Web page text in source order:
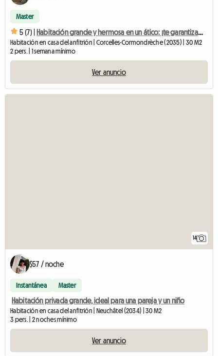
Master
5 (7) | Habitación grande y hermosa en un ático: ¡te garantizamos que te robará el corazón!
Habitación en casa del anfitrión | Corcelles-Cormondrèche (2035) | 30 M2
2 pers. | 1 semana mínimo
Ver anuncio
14
$57 / noche
Instantánea Master
Habitación privada grande, ideal para una pareja y un niño
Habitación en casa del anfitrión | Neuchâtel (2034) | 30 M2
3 pers. | 2 noches mínimo
Ver anuncio